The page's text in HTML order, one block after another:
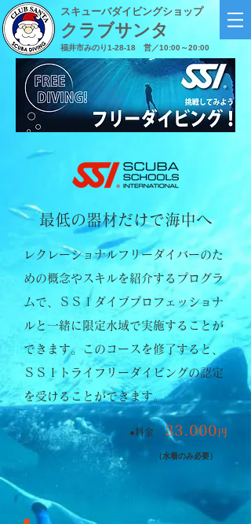
スキューバダイビングショップ
クラブサンタ
福井市みのり1-28-18 営／10:00～20:00
最低の器材だけで海中へ
レクレーショナルフリーダイバーのた
めの概念やスキルを紹介するプログラ
ムで、ＳＳＩダイブプロフェッショナ
ルと一緒に限定水域で実施することが
できます。このコースを修了すると、
ＳＳＩトライフリーダイビングの認定
を受けることができます。
●料金 33.000 円
​（水着のみ必要）